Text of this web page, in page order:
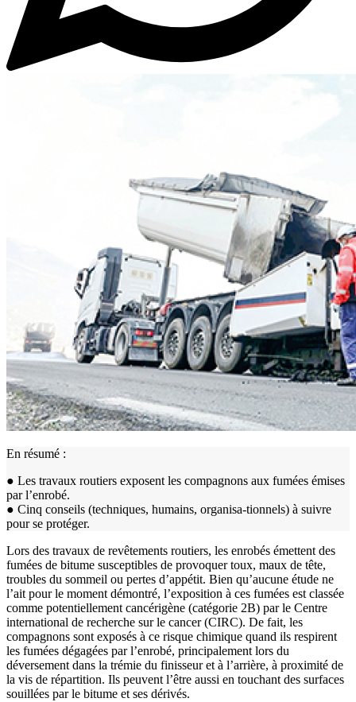
En résumé :
● Les travaux routiers exposent les compagnons aux fumées émises
par l’enrobé.
● Cinq conseils (techniques, humains, organisa-tionnels) à suivre
pour se protéger.
Lors des travaux de revêtements routiers, les enrobés émettent des
fumées de bitume susceptibles de provoquer toux, maux de tête,
troubles du sommeil ou pertes d’appétit. Bien qu’aucune étude ne
l’ait pour le moment démontré, l’exposition à ces fumées est classée
comme potentiellement cancérigène (catégorie 2B) par le Centre
international de recherche sur le cancer (CIRC). De fait, les
compagnons sont exposés à ce risque chimique quand ils respirent
les fumées dégagées par l’enrobé, principalement lors du
déversement dans la trémie du finisseur et à l’arrière, à proximité de
la vis de répartition. Ils peuvent l’être aussi en touchant des surfaces
souillées par le bitume et ses dérivés.